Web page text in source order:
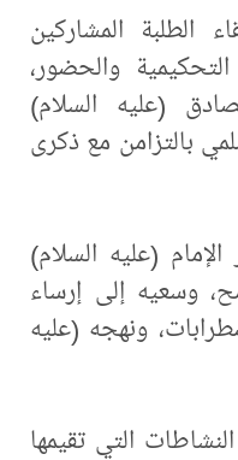
الطلبة المشاركين
والحضور،
(عليه السلام)
بالتزامن مع ذكرى
(عليه السلام)
وسعيه إلى إرساء
ونهجه (عليه
التي تقيمها